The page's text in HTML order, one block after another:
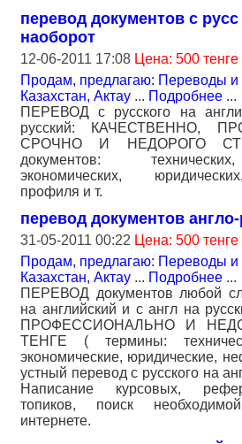
перевод документов с русс
наоборот
12-06-2011 17:08 Цена: 500 тенге
Продам, предлагаю: Переводы и
Казахстан, Актау ... Подробнее ...
ПЕРЕВОД с русского на
русский: КАЧЕСТВЕННО,
СРОЧНО И НЕДОРОГО
документов:
экономических,
профиля и т.
перевод документов
31-05-2011 00:22 Цена: 500 тенге
Продам, предлагаю: Переводы и
Казахстан, Актау ... Подробнее ...
ПЕРЕВОД документов любой
на английский и с англ на
ПРОФЕССИОНАЛЬНО И
ТЕНГЕ ( термины:
экономические, юридические,
устный перевод с русского на
Написание курсовых,
топиков, поиск
интернете.